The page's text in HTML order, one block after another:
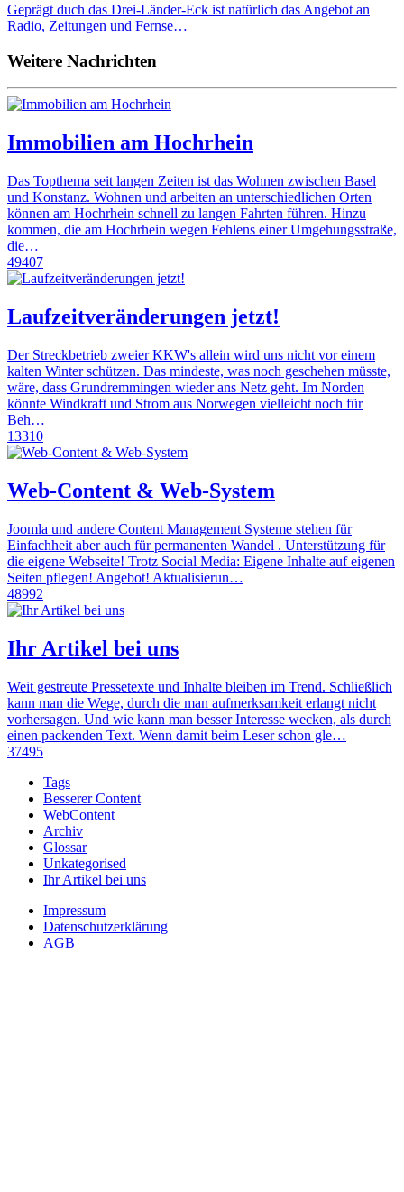
Geprägt duch das Drei-Länder-Eck ist natürlich das Angebot an
Radio, Zeitungen und Fernse…
Weitere Nachrichten
Immobilien am Hochrhein
Das Topthema seit langen Zeiten ist das Wohnen zwischen Basel
und Konstanz. Wohnen und arbeiten an unterschiedlichen Orten
können am Hochrhein schnell zu langen Fahrten führen. Hinzu
kommen, die am Hochrhein wegen Fehlens einer Umgehungsstraße,
die…
49407
Laufzeitveränderungen jetzt!
Der Streckbetrieb zweier KKW's allein wird uns nicht vor einem
kalten Winter schützen. Das mindeste, was noch geschehen müsste,
wäre, dass Grundremmingen wieder ans Netz geht. Im Norden
könnte Windkraft und Strom aus Norwegen vielleicht noch für
Beh…
13310
Web-Content & Web-System
Joomla und andere Content Management Systeme stehen für
Einfachheit aber auch für permanenten Wandel . Unterstützung für
die eigene Webseite! Trotz Social Media: Eigene Inhalte auf eigenen
Seiten pflegen! Angebot! Aktualisierun…
48992
Ihr Artikel bei uns
Weit gestreute Pressetexte und Inhalte bleiben im Trend. Schließlich
kann man die Wege, durch die man aufmerksamkeit erlangt nicht
vorhersagen. Und wie kann man besser Interesse wecken, als durch
einen packenden Text. Wenn damit beim Leser schon gle…
37495
Tags
Besserer Content
WebContent
Archiv
Glossar
Unkategorised
Ihr Artikel bei uns
Impressum
Datenschutzerklärung
AGB